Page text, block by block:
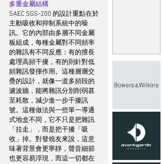
多重金屬結構
SAEC SGS-200 的設計重點在於
主動吸收和抑制系統中的噪
訊。它的內部由多層不同金屬
板組成，每種金屬對不同頻率
的雜訊有不同反應：有的擅長
處理高頻干擾，有的則針對低
頻雜訊發揮作用。這種層層交
疊的設計，就像一道多頻段的
濾波牆，能將雜訊分別削弱甚
至耗散，減少進一步干擾訊
號。這種做法與一些單一導通
式地盒不同，它不只是把雜訊
「拉走」，而是把干擾「吸
收」掉。對發燒友來說，這意
味著背景會更寧靜，聲音細節
也更容易浮現，而這一切都在